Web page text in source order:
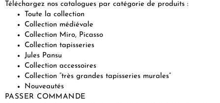
Téléchargez nos catalogues par catégorie de produits :
Toute la collection
Collection médiévale
Collection Miro, Picasso
Collection tapisseries
Jules Pansu
Collection accessoires
Collection “très grandes tapisseries murales”
Nouveautés
PASSER COMMANDE